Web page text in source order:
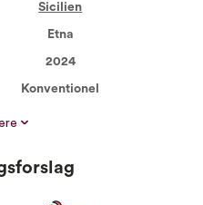
Sicilien
Etna
2024
Konventionel
Kork
8-10°C